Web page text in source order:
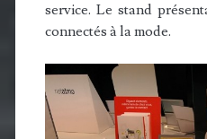
service. Le stand
connectés à la mode.